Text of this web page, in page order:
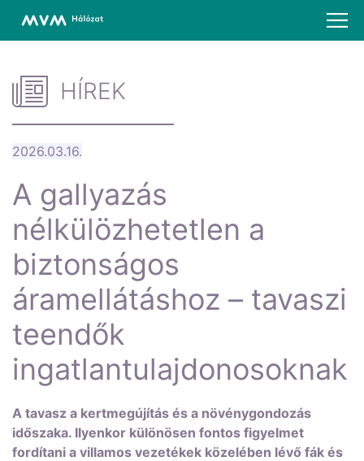
HÍREK
2026.03.16.
A gallyazás
nélkülözhetetlen a
biztonságos
áramellátáshoz – tavaszi
teendők
ingatlantulajdonosoknak
A tavasz a kertmegújítás és a növénygondozás
időszaka. Ilyenkor különösen fontos figyelmet
fordítani a villamos vezetékek közelében lévő fák és